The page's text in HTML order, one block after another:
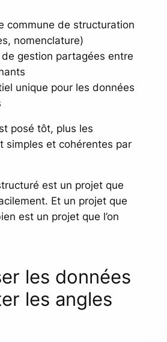
commune de structuration
nomenclature)
gestion partagées entre
unique pour les données
posé tôt, plus les
simples et cohérentes par
est un projet que
Et un projet que
est un projet que l’on
les données
les angles